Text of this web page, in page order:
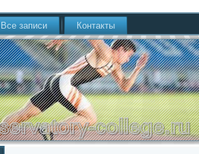
Все записи Контакты